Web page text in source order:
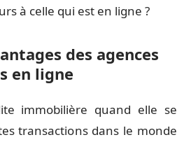
à celle qui est en ligne ?
des agences
en ligne
immobilière quand elle se
transactions dans le monde